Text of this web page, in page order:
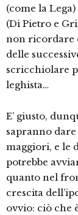
(come la
(Di Pietro e
non ricordare
delle
scricchiolare
leghista…
E’ giusto,
sapranno
maggiori, e le
potrebbe
quanto nel
crescita
ovvio: ciò che